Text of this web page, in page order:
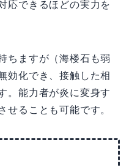
応できるほどの実力を
ちますが（海楼石も弱
効化でき、接触した相
。能力者が炎に変身す
せることも可能です。